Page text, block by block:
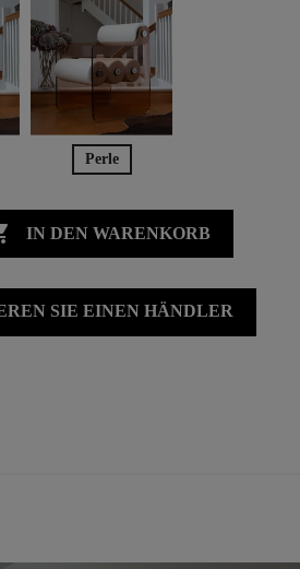
Perle
IN DEN WARENKORB
SIE EINEN HÄNDLER